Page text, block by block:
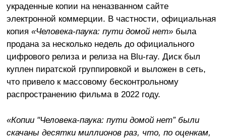
украденные копии на неназванном сайте
электронной коммерции. В частности, официальная
копия «Человека-паука: пути домой нет»была
продана за несколько недель до официального
цифрового релиза и релиза на Blu-ray. Диск был
куплен пиратской группировкой и выложен в сеть,
что привело к массовому бесконтрольному
распространению фильма в 2022 году.
«Копии "Человека-паука: пути домой нет” были
скачаны десятки миллионов раз, что, по оценкам,